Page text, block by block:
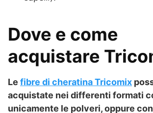
Dove e come
acquistare
Le fibre di cheratina Tricomix
acquistate nei differenti formati
unicamente le polveri, oppure